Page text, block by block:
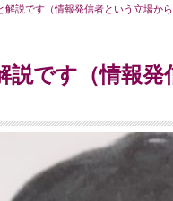
解説です（情報発信者という立場から
説です（情報